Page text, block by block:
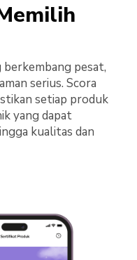
pesat,
serius. Scora
setiap produk
yang dapat
kualitas dan